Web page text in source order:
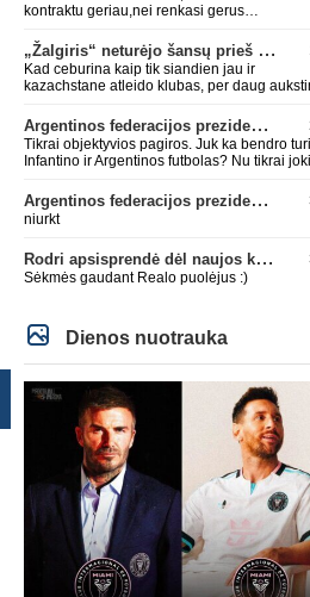
Transferai
C. Romero karjera gali pakrypti
į Ispaniją(2)
kontraktu geriau,nei renkasi gerus
„Žalgiris“ neturėjo šansų prieš „Hajduk“
Kad ceburina kaip tik siandien jau ir
kazachstane atleido klubas, per daug
Argentinos federacijos prezidentas C. Tapia negailėjo pagyrų G. Infantino
Tikrai objektyvios pagiros. Juk ka bendro turi
Infantino ir Argentinos futbolas? Nu tikrai
Argentinos federacijos prezidentas C. Tapia negailėjo pagyrų G. Infantino
niurkt
Rodri apsisprendė dėl naujos komandos
Sėkmės gaudant Realo puolėjus :)
Dienos nuotrauka